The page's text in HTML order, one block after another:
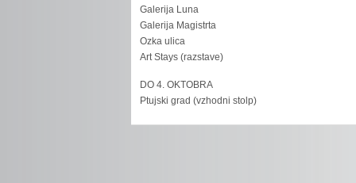
Galerija Luna
Galerija Magistrta
Ozka ulica
Art Stays (razstave)
DO 4. OKTOBRA
Ptujski grad (vzhodni stolp)